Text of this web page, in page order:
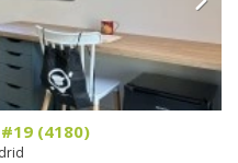
(4180)